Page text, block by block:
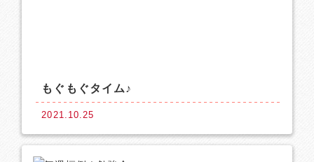
もぐもぐタイム♪
2021.10.25